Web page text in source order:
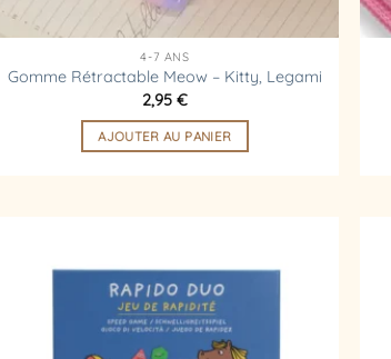
4-7 ANS
Gomme Rétractable Meow – Kitty, Legami
2,95 €
AJOUTER AU PANIER